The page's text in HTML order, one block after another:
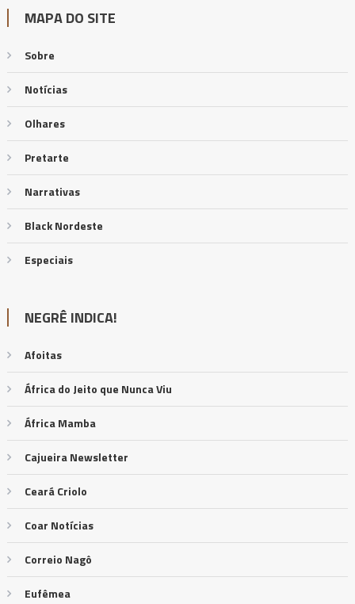
MAPA DO SITE
Sobre
Notícias
Olhares
Pretarte
Narrativas
Black Nordeste
Especiais
NEGRÊ INDICA!
Afoitas
África do Jeito que Nunca Viu
África Mamba
Cajueira Newsletter
Ceará Criolo
Coar Notícias
Correio Nagô
Eufêmea